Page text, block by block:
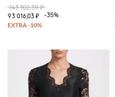
143 102,39 ₽
93 016,03 ₽
-35%